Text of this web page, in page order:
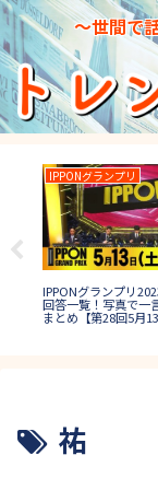
～世間で
IPPONグランプリ
IPPONグランプリ
回答一覧！写真で一
まとめ【第28回5月13
祐